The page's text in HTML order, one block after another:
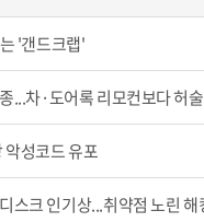
'갠드크랩'
...차·도어록 리모컨보다 허술
악성코드 유포
스크 인기상...취약점 노린